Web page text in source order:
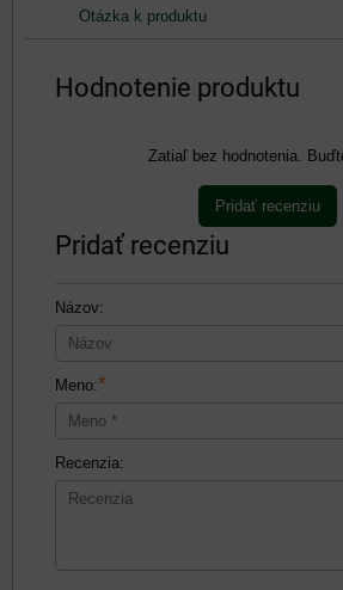
Otázka k produktu
Hodnotenie produktu
Zatiaľ bez hodnotenia.
Pridať recenziu
Pridať recenziu
Názov:
Meno:*
Recenzia: